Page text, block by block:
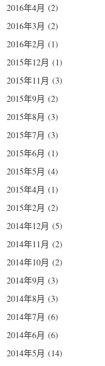
2016年4月 (2)
2016年3月 (2)
2016年2月 (1)
2015年12月 (1)
2015年11月 (3)
2015年9月 (2)
2015年8月 (3)
2015年7月 (3)
2015年6月 (1)
2015年5月 (4)
2015年4月 (1)
2015年2月 (2)
2014年12月 (5)
2014年11月 (2)
2014年10月 (2)
2014年9月 (3)
2014年8月 (3)
2014年7月 (6)
2014年6月 (6)
2014年5月 (14)